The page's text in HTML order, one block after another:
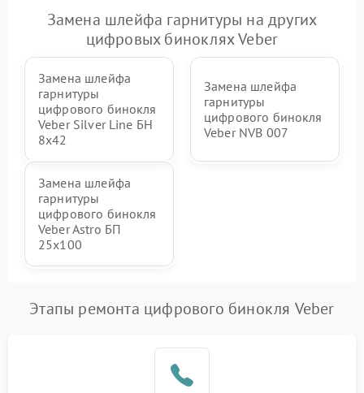
Замена шлейфа гарнитуры на других
цифровых биноклях Veber
Замена шлейфа
гарнитуры
цифрового бинокля
Veber Silver Line БН
8x42
Замена шлейфа
гарнитуры
цифрового бинокля
Veber NVB 007
Замена шлейфа
гарнитуры
цифрового бинокля
Veber Astro БП
25x100
Этапы ремонта цифрового бинокля Veber